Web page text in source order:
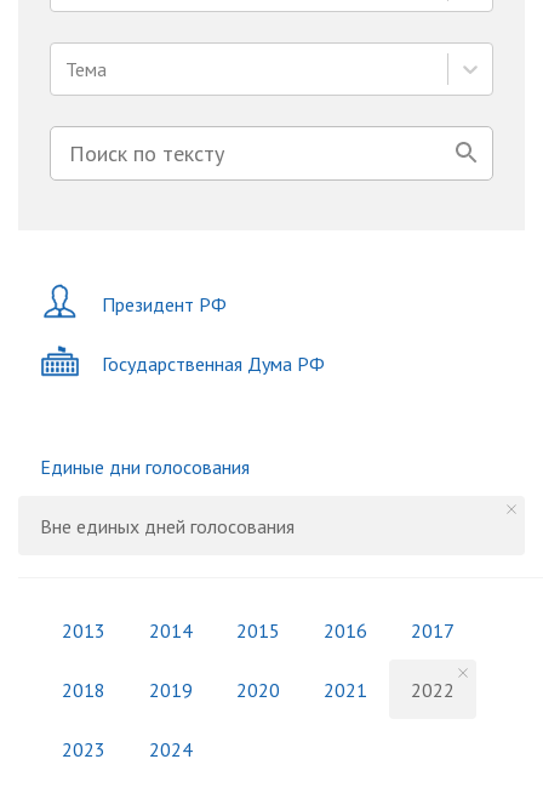
Тема
Президент РФ
Государственная Дума РФ
Единые дни голосования
Вне единых дней голосования
2013 2014 2015 2016 2017
2018 2019 2020 2021 2022
2023 2024